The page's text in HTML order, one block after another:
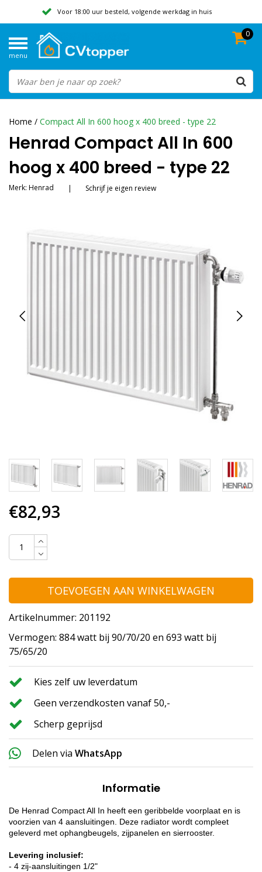
Voor 18:00 uur besteld, volgende werkdag in huis
Beoordeeld met een 9,8
menu
0
Home / Compact All In 600 hoog x 400 breed - type 22
Henrad Compact All In 600
hoog x 400 breed - type 22
Merk: Henrad | Schrijf je eigen review
€82,93
TOEVOEGEN AAN WINKELWAGEN
Artikelnummer: 201192
Vermogen: 884 watt bij 90/70/20 en 693 watt bij
75/65/20
Kies zelf uw leverdatum
Geen verzendkosten vanaf 50,-
Scherp geprijsd
Delen via WhatsApp
Informatie
De Henrad Compact All In heeft een geribbelde voorplaat en is
voorzien van 4 aansluitingen. Deze radiator wordt compleet
geleverd met ophangbeugels, zijpanelen en sierrooster.
Levering inclusief:
- 4 zij-aansluitingen 1/2"